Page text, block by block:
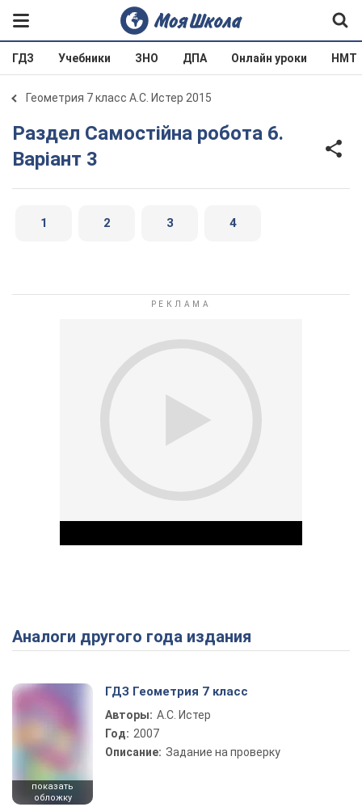
ГДЗ Учебники ЗНО ДПА Онлайн уроки НМТ
Геометрия 7 класс А.С. Истер 2015
Раздел Самостійна робота 6.
Варіант 3
1 2 3 4
Play Video
Аналоги другого года издания
показать
обложку
ГДЗ Геометрия 7 класс
Авторы: А.С. Истер
Год: 2007
Описание: Задание на проверку